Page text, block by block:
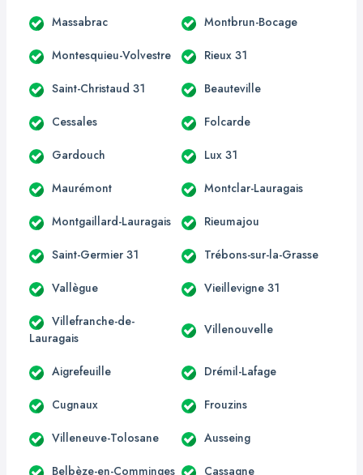
Massabrac Montbrun-Bocage
Montesquieu-Volvestre Rieux 31
Saint-Christaud 31 Beauteville
Cessales Folcarde
Gardouch Lux 31
Maurémont Montclar-Lauragais
Montgaillard-Lauragais Rieumajou
Saint-Germier 31 Trébons-sur-la-Grasse
Vallègue Vieillevigne 31
Villefranche-de-
Lauragais
Villenouvelle
Aigrefeuille Drémil-Lafage
Cugnaux Frouzins
Villeneuve-Tolosane Ausseing
Belbèze-en-Comminges Cassagne